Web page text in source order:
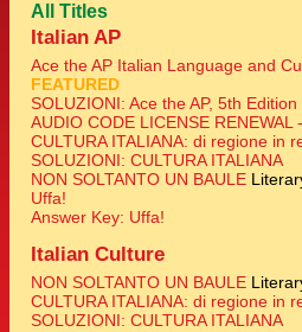
All Titles
Italian AP
Ace the AP Italian Language and
FEATURED
SOLUZIONI: Ace the AP, 5th Edition
AUDIO CODE LICENSE RENEWAL
CULTURA ITALIANA: di regione in
SOLUZIONI: CULTURA ITALIANA
NON SOLTANTO UN BAULE
Uffa!
Answer Key: Uffa!
Italian Culture
NON SOLTANTO UN BAULE
CULTURA ITALIANA: di regione in
SOLUZIONI: CULTURA ITALIANA